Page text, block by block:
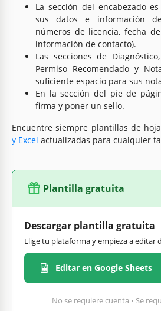
La sección del encabezado
sus datos e información
números de licencia, fecha
información de contacto).
Las secciones de
Permiso Recomendado y
suficiente espacio para sus
En la sección del pie de
firma y poner un sello.
Encuentre siempre plantillas de
y Excel actualizadas para cualquier
Plantilla gratuita
Descargar plantilla gratuita
Elige tu plataforma y empieza a editar
Editar en Google Sheets
No se requiere cuenta • Se